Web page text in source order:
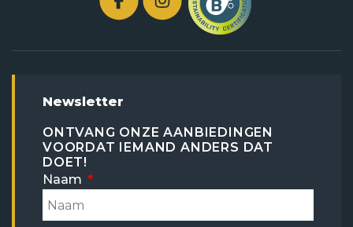
Newsletter
ONTVANG ONZE AANBIEDINGEN
VOORDAT IEMAND ANDERS DAT
DOET!
Naam